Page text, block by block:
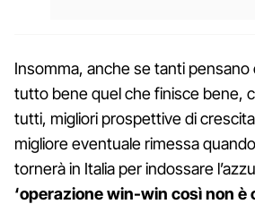
Insomma, anche se tanti pensano
tutto bene quel che finisce bene,
tutti, migliori prospettive di
migliore eventuale rimessa
tornerà in Italia per indossare
‘operazione win-win così non è